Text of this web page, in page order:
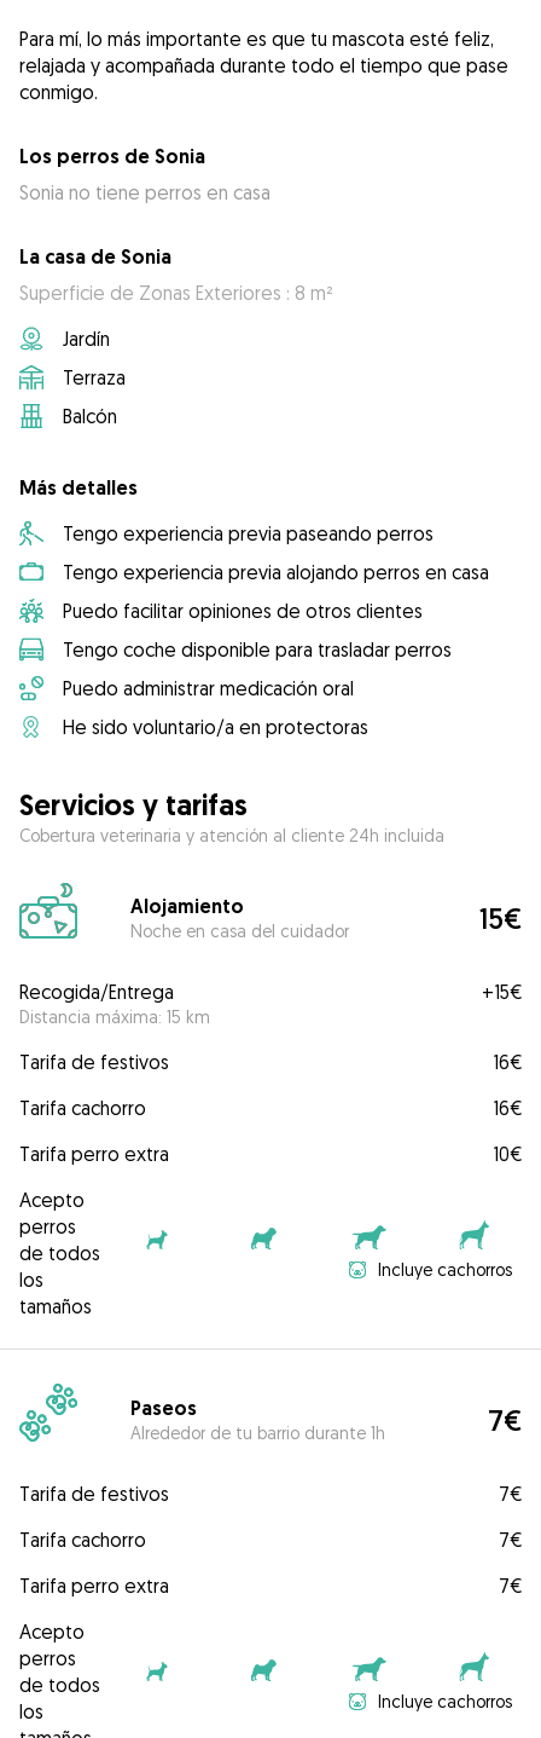
Para mí, lo más importante es que tu mascota esté feliz,
relajada y acompañada durante todo el tiempo que pase
conmigo.
Los perros de Sonia
Sonia no tiene perros en casa
La casa de Sonia
Superficie de Zonas Exteriores : 8 m²
Jardín
Terraza
Balcón
Más detalles
Tengo experiencia previa paseando perros
Tengo experiencia previa alojando perros en casa
Puedo facilitar opiniones de otros clientes
Tengo coche disponible para trasladar perros
Puedo administrar medicación oral
He sido voluntario/a en protectoras
Servicios y tarifas
Cobertura veterinaria y atención al cliente 24h incluida
Alojamiento
Noche en casa del cuidador 15€
Recogida/Entrega
Distancia máxima: 15 km
+15€
Tarifa de festivos
16€
Tarifa cachorro
16€
Tarifa perro extra
10€
Acepto
perros
de todos
los
tamaños
Incluye cachorros
Paseos
Alrededor de tu barrio durante 1h 7€
Tarifa de festivos
7€
Tarifa cachorro
7€
Tarifa perro extra
7€
Acepto
perros
de todos
los
Incluye cachorros